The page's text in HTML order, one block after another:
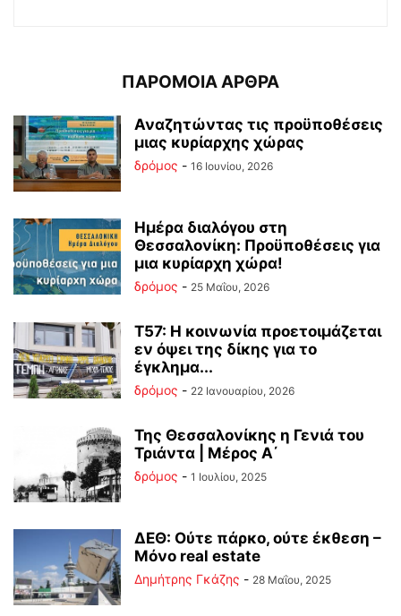
ΠΑΡΟΜΟΙΑ ΑΡΘΡΑ
Αναζητώντας τις προϋποθέσεις
μιας κυρίαρχης χώρας
δρόμος - 16 Ιουνίου, 2026
Ημέρα διαλόγου στη
Θεσσαλονίκη: Προϋποθέσεις για
μια κυρίαρχη χώρα!
δρόμος - 25 Μαΐου, 2026
Τ57: Η κοινωνία προετοιμάζεται
εν όψει της δίκης για το
έγκλημα...
δρόμος - 22 Ιανουαρίου, 2026
Της Θεσσαλονίκης η Γενιά του
Τριάντα | Μέρος Α΄
δρόμος - 1 Ιουλίου, 2025
ΔΕΘ: Ούτε πάρκο, ούτε έκθεση –
Μόνο real estate
Δημήτρης Γκάζης - 28 Μαΐου, 2025